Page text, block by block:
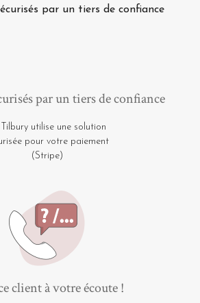
par un tiers de confiance
utilise une solution
pour votre paiement
(Stripe)
client à votre écoute !